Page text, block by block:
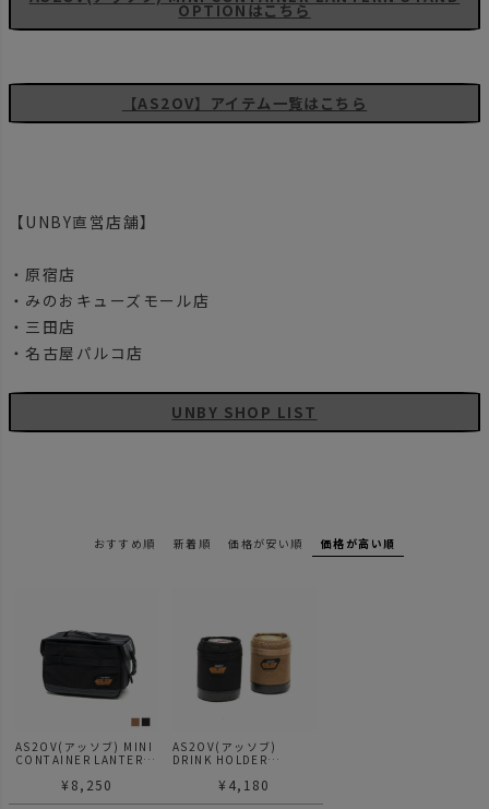
OPTIONはこちら
【AS2OV】アイテム一覧はこちら
【UNBY直営店舗】
・原宿店
・みのおキューズモール店
・三田店
・名古屋パルコ店
UNBY SHOP LIST
おすすめ順 新着順 価格が安い順 価格が高い順
AS2OV(アッソブ) MINI
CONTAINER LANTERN
ンスタンド ミニコンテナ
¥ 8,250
AS2OV(アッソブ)
DRINK HOLDER
OPTION ドリンクホルダ
¥ 4,180